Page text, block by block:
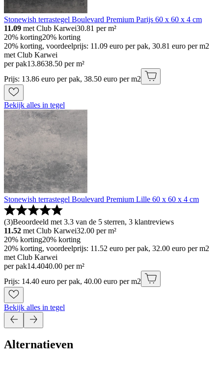
Stonewish terrastegel Boulevard Premium Parijs 60 x 60 x 4 cm
11.09 met Club Karwei30.81 per m²
20% korting20% korting
20% korting, voordeelprijs: 11.09 euro per pak, 30.81 euro per m2
met Club Karwei
per pak13.8638.50 per m²
Prijs: 13.86 euro per pak, 38.50 euro per m2
Bekijk alles in tegel
Stonewish terrastegel Boulevard Premium Lille 60 x 60 x 4 cm
(3)Beoordeeld met 3.3 van de 5 sterren, 3 klantreviews
11.52 met Club Karwei32.00 per m²
20% korting20% korting
20% korting, voordeelprijs: 11.52 euro per pak, 32.00 euro per m2
met Club Karwei
per pak14.4040.00 per m²
Prijs: 14.40 euro per pak, 40.00 euro per m2
Bekijk alles in tegel
Alternatieven